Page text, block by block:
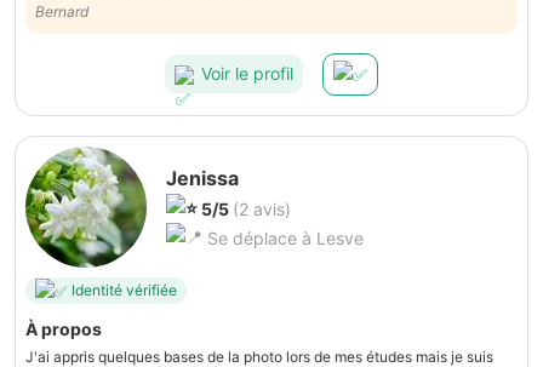
Bernard
Voir le profil
Jenissa
5/5 (2 avis)
Se déplace à Lesve
Identité vérifiée
À propos
J'ai appris quelques bases de la photo lors de mes études mais je suis